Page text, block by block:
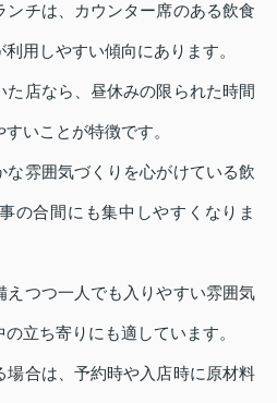
チは、カウンター席のある飲食
用しやすい傾向にあります。
た店なら、昼休みの限られた時間
いことが特徴です。
な雰囲気づくりを心がけている飲
の合間にも集中しやすくなりま
えつつ一人でも入りやすい雰囲気
立ち寄りにも適しています。
場合は、予約時や入店時に原材料